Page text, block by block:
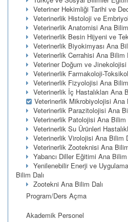
Veteriner Hekimliği Tarihi ve
Veterinerlik Histoloji ve
Veterinerlik Anatomisi Ana Bilim
Veterinerlik Besin Hijyeni ve
Veterinerlik Biyokimyası Ana
Veterinerlik Cerrahisi Ana Bilim
Veteriner Doğum ve Jinekolojisi
Veterinerlik Farmakoloji-
Veterinerlik Fizyolojisi Ana Bilim
Veterinerlik İç Hastalıkları Ana
Veterinerlik Mikrobiyolojisi Ana
Veterinerlik Parazitolojisi Ana
Veterinerlik Patolojisi Ana Bilim
Veterinerlik Su Ürünleri
Veterinerlik Virolojisi Ana Bilim
Veterinerlik Zooteknisi Ana
Yabancı Diller Eğitimi Ana Bilim
Yenilenebilir Enerji ve
Bilim Dalı
Zootekni Ana Bilim Dalı
Program/Ders Açma
Akademik Personel